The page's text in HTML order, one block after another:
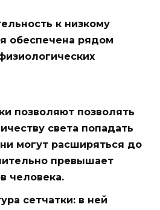
к низкому
обеспечена рядом
позволяют позволять
света попадать
могут расширяться до
превышает
человека.
сетчатки: в ней